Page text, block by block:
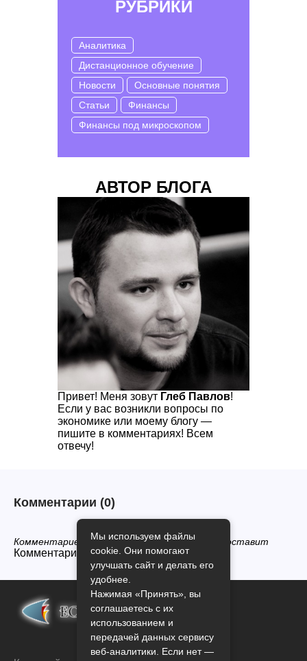
РУБРИКИ
Аналитика
Дистанционное обучение
Новости
Основные понятия
Статьи
Финансы
Финансы под микроскопом
АВТОР БЛОГА
Привет! Меня зовут Глеб Павлов!
Если у вас возникли вопросы по
экономике или моему блогу —
пишите в комментариях! Всем
отвечу!
Комментарии (0)
Комментариев нет, будьте первым кто его оставит
Комментарии закрыты.
Мы используем файлы
cookie. Они помогают
улучшать сайт и делать его
удобнее.
Нажимая «Принять», вы
соглашаетесь с их
использованием и
передачей данных сервису
веб-аналитики. Если нет —